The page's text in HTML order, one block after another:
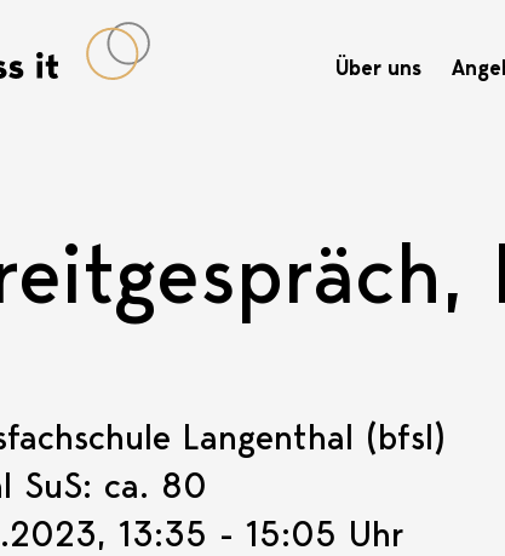
Hauptnavigation
Über uns
Langenthal (bfsl)
SuS: ca. 80
13:35 - 15:05 Uhr